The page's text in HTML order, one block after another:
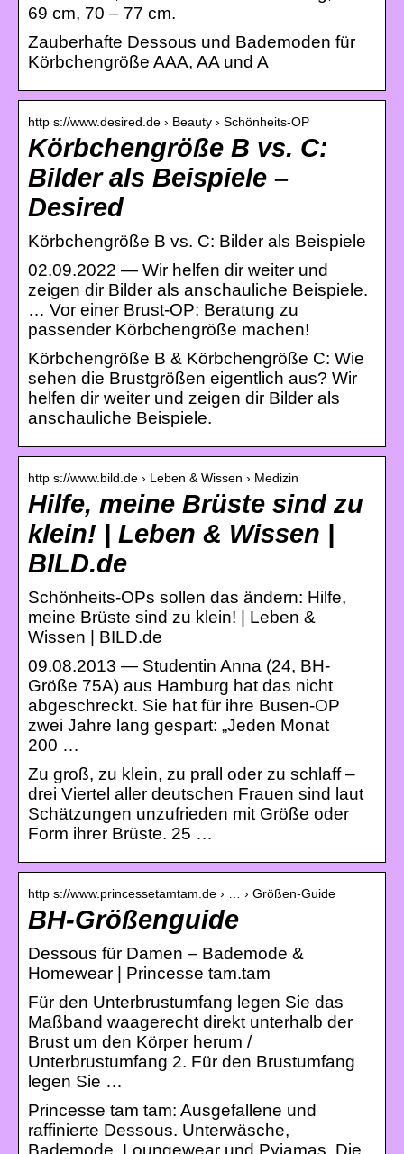
69 cm, 70 – 77 cm.
Zauberhafte Dessous und Bademoden für
Körbchengröße AAA, AA und A
http s://www.desired.de › Beauty › Schönheits-OP
Körbchengröße B vs. C:
Bilder als Beispiele –
Desired
Körbchengröße B vs. C: Bilder als Beispiele
02.09.2022 — Wir helfen dir weiter und
zeigen dir Bilder als anschauliche Beispiele.
… Vor einer Brust-OP: Beratung zu
passender Körbchengröße machen!
Körbchengröße B & Körbchengröße C: Wie
sehen die Brustgrößen eigentlich aus? Wir
helfen dir weiter und zeigen dir Bilder als
anschauliche Beispiele.
http s://www.bild.de › Leben & Wissen › Medizin
Hilfe, meine Brüste sind zu
klein! | Leben & Wissen |
BILD.de
Schönheits-OPs sollen das ändern: Hilfe,
meine Brüste sind zu klein! | Leben &
Wissen | BILD.de
09.08.2013 — Studentin Anna (24, BH-
Größe 75A) aus Hamburg hat das nicht
abgeschreckt. Sie hat für ihre Busen-OP
zwei Jahre lang gespart: „Jeden Monat
200 …
Zu groß, zu klein, zu prall oder zu schlaff –
drei Viertel aller deutschen Frauen sind laut
Schätzungen unzufrieden mit Größe oder
Form ihrer Brüste. 25 …
http s://www.princessetamtam.de › … › Größen-Guide
BH-Größenguide
Dessous für Damen – Bademode &
Homewear | Princesse tam.tam
Für den Unterbrustumfang legen Sie das
Maßband waagerecht direkt unterhalb der
Brust um den Körper herum /
Unterbrustumfang 2. Für den Brustumfang
legen Sie …
Princesse tam tam: Ausgefallene und
raffinierte Dessous. Unterwäsche,
Bademode, Loungewear und Pyjamas. Die